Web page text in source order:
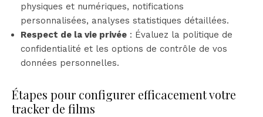
physiques et numériques, notifications
personnalisées, analyses statistiques détaillées.
Respect de la vie privée : Évaluez la politique de
confidentialité et les options de contrôle de vos
données personnelles.
Étapes pour configurer efficacement votre
tracker de films